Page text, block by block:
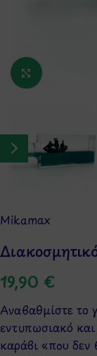
Κάντε
Mikamax
19,90 €
Αναβαθμίστε το
εντυπωσιακό
καράβι «που δεν